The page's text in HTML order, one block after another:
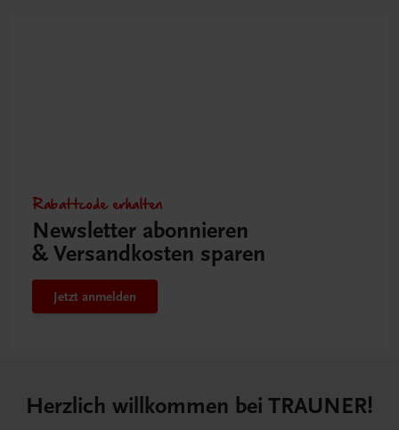
Rabattcode erhalten
Newsletter abonnieren
& Versandkosten sparen
Jetzt anmelden
Herzlich willkommen bei TRAUNER!